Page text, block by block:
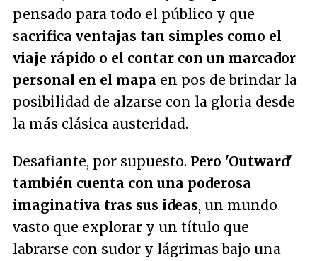
pensado para todo el público y que
sacrifica ventajas tan simples como el
viaje rápido o el contar con un marcador
personal en el mapa en pos de brindar la
posibilidad de alzarse con la gloria desde
la más clásica austeridad.
Desafiante, por supuesto. Pero 'Outward'
también cuenta con una poderosa
imaginativa tras sus ideas, un mundo
vasto que explorar y un título que
labrarse con sudor y lágrimas bajo una